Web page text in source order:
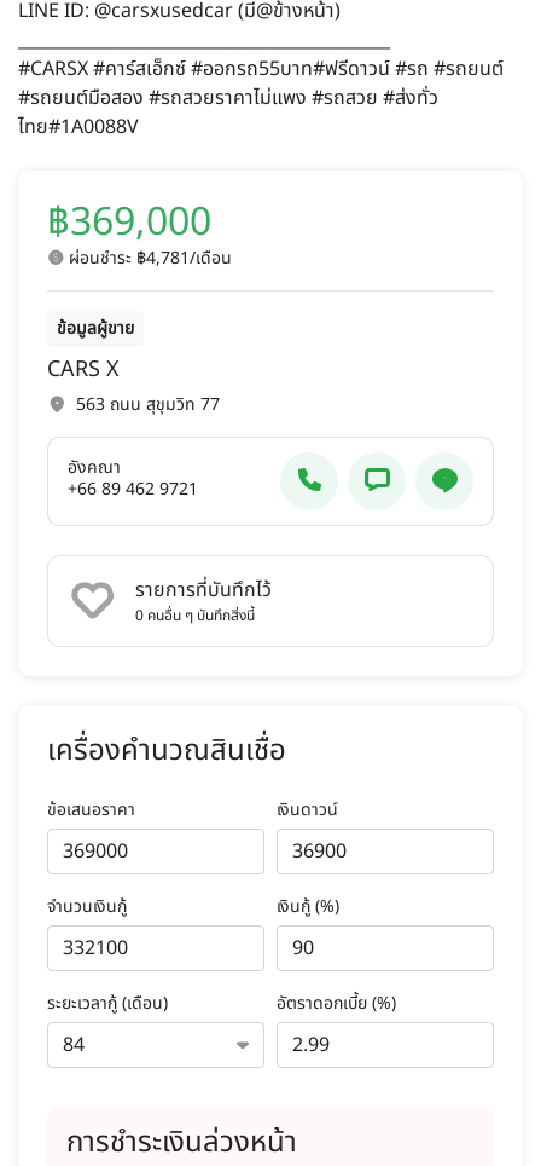
LINE ID: @carsxusedcar (มี@ข้างหน้า)
#CARSX #คาร์สเอ็กซ์ #ออกรถ55บาท#ฟรีดาวน์ #รถ #รถยนต์
#รถยนต์มือสอง #รถสวยราคาไม่แพง #รถสวย #ส่งทั่ว
ไทย#1A0088V
฿369,000
ผ่อนชำระ ฿4,781/เดือน
ข้อมูลผู้ขาย
CARS X
563 ถนน สุขุมวิท 77
อังคณา
+66 89 462 9721
รายการที่บันทึกไว้
0 คนอื่น ๆ บันทึกสิ่งนี้
เครื่องคำนวณสินเชื่อ
ข้อเสนอราคา เงินดาวน์
จำนวนเงินกู้ เงินกู้ (%)
ระยะเวลากู้ (เดือน) อัตราดอกเบี้ย (%)
การชำระเงินล่วงหน้า